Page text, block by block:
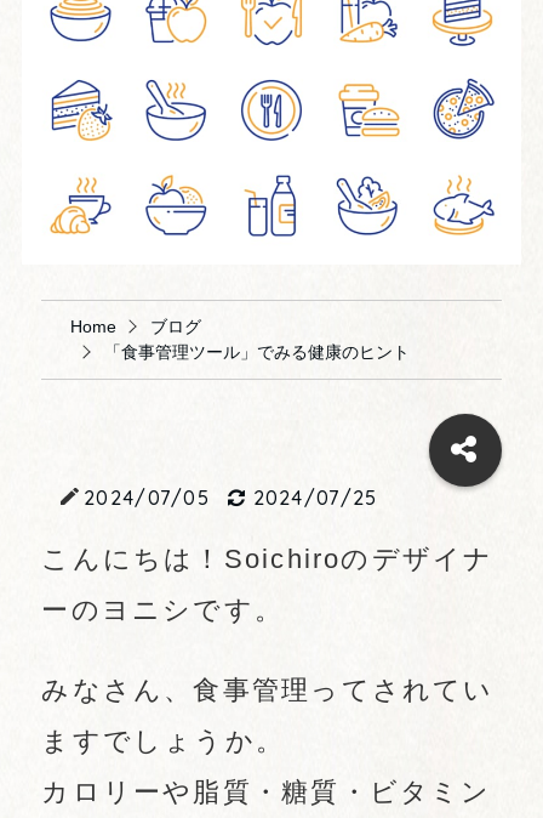
Home
ブログ
「食事管理ツール」でみる健康のヒント
2024/07/05 2024/07/25
こんにちは！Soichiroのデザイナ
ーのヨニシです。
みなさん、食事管理ってされてい
ますでしょうか。
カロリーや脂質・糖質・ビタミン